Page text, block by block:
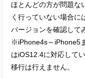
ほとんどの方が問題な
く行っていない場合
バージョンを確認して
※iPhone4s～iPhone5
はiOS12.4に対応して
移行は行えません。